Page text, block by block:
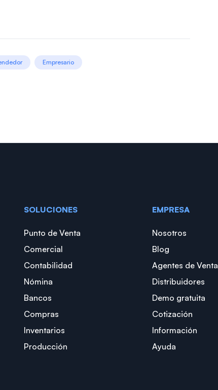
Empresario
SOLUCIONES
Punto de Venta
Comercial
Contabilidad
Nómina
Bancos
Compras
Inventarios
Producción
EMPRESA
Nosotros
Blog
Agentes de Venta
Distribuidores
Demo gratuita
Cotización
Información
Ayuda